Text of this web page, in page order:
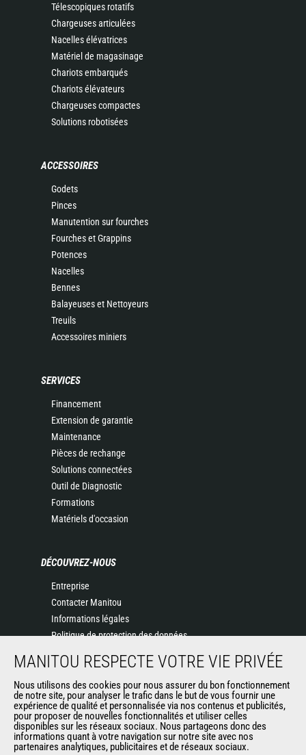
Télescopiques rotatifs
Chargeuses articulées
Nacelles élévatrices
Matériel de magasinage
Chariots embarqués
Chariots élévateurs
Chargeuses compactes
Solutions robotisées
ACCESSOIRES
Godets
Pinces
Manutention sur fourches
Fourches et Grappins
Potences
Nacelles
Bennes
Balayeuses et Nettoyeurs
Treuils
Accessoires miniers
SERVICES
Financement
Extension de garantie
Maintenance
Pièces de rechange
Solutions connectées
Outil de Diagnostic
Formations
Matériels d'occasion
DÉCOUVREZ-NOUS
Entreprise
Contacter Manitou
Informations légales
Politique de protection des données
Actualités
Historique
CGV Manitou BF
AUTRES SITES DU GROUPE
MANITOU RESPECTE VOTRE VIE PRIVÉE
Nous utilisons des cookies pour nous assurer du bon fonctionnement
de notre site, pour analyser le trafic dans le but de vous fournir une
expérience de qualité et personnalisée via nos contenus et publicités,
pour proposer de nouvelles fonctionnalités et utiliser celles
disponibles sur les réseaux sociaux. Nous partageons donc des
informations quant à votre navigation sur notre site avec nos
partenaires analytiques, publicitaires et de réseaux sociaux.